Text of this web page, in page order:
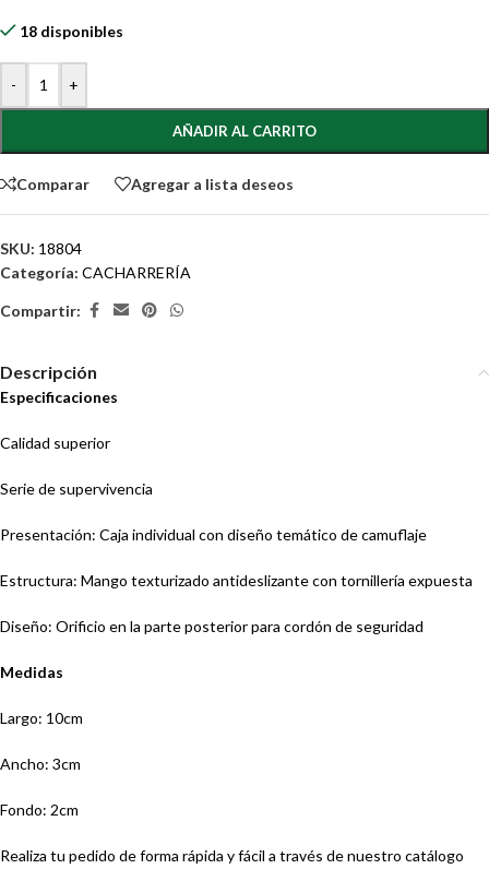
18 disponibles
- +
AÑADIR AL CARRITO
Comparar Agregar a lista deseos
SKU: 18804
Categoría: CACHARRERÍA
Compartir:
Descripción
Especificaciones
Calidad superior
Serie de supervivencia
Presentación: Caja individual con diseño temático de camuflaje
Estructura: Mango texturizado antideslizante con tornillería expuesta
Diseño: Orificio en la parte posterior para cordón de seguridad
Medidas
Largo: 10cm
Ancho: 3cm
Fondo: 2cm
Realiza tu pedido de forma rápida y fácil a través de nuestro catálogo